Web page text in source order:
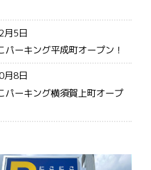
月5日
パーキング平成町オープン！
月8日
パーキング横須賀上町オープ